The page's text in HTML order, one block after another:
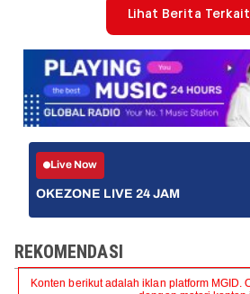
Lihat Berita Terkait
Live Now
OKEZONE LIVE 24 JAM